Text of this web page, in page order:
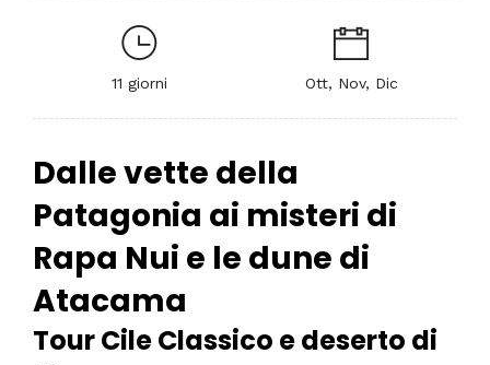
11 giorni Ott, Nov, Dic
Dalle vette della
Patagonia ai misteri di
Rapa Nui e le dune di
Atacama
Tour Cile Classico e deserto di